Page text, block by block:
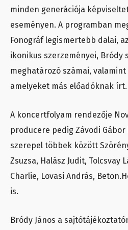
minden generációja
eseményen. A programban
Fonográf legismertebb dalai,
ikonikus szerzeményei, Bródy
meghatározó számai, valamint
amelyeket más előadóknak írt.
A koncertfolyam rendezője
producere pedig Závodi
szerepel többek között
Zsuzsa, Halász Judit, Tolcsvay
Charlie, Lovasi András,
is.
Bródy János a